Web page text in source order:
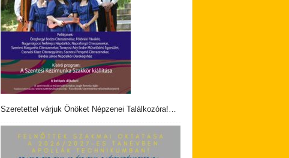
Szeretettel várjuk Önöket Népzenei Találkozóra!…